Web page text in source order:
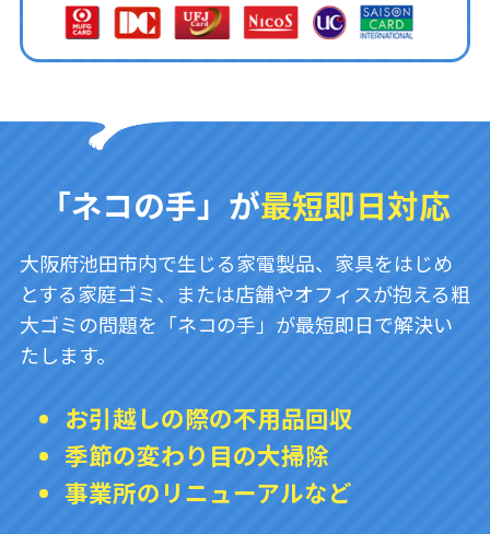
「ネコの手」が最短即日対応
大阪府池田市内で生じる家電製品、家具をはじめ
とする家庭ゴミ、または店舗やオフィスが抱える粗
大ゴミの問題を「ネコの手」が最短即日で解決い
たします。
お引越しの際の不用品回収
季節の変わり目の大掃除
事業所のリニューアルなど